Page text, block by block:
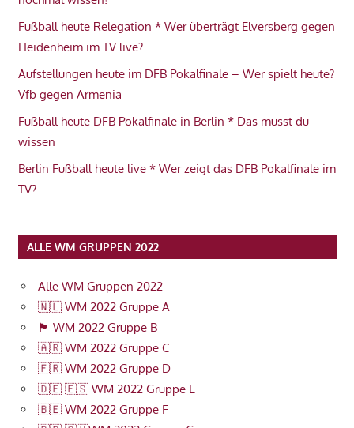
Fußball heute Relegation * Wer überträgt Elversberg gegen
Heidenheim im TV live?
Aufstellungen heute im DFB Pokalfinale – Wer spielt heute?
Vfb gegen Armenia
Fußball heute DFB Pokalfinale in Berlin * Das musst du
wissen
Berlin Fußball heute live * Wer zeigt das DFB Pokalfinale im
TV?
ALLE WM GRUPPEN 2022
Alle WM Gruppen 2022
🇳🇱 WM 2022 Gruppe A
🏴󠁧󠁢󠁥󠁮󠁧󠁿 WM 2022 Gruppe B
🇦🇷 WM 2022 Gruppe C
🇫🇷 WM 2022 Gruppe D
🇩🇪 🇪🇸 WM 2022 Gruppe E
🇧🇪 WM 2022 Gruppe F